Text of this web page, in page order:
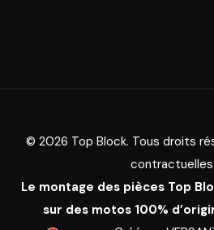
© 2026 Top Block. Tous droits
Le montage des pièces Top
sur des motos 100%